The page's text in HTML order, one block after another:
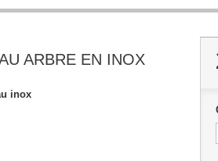
ARBRE EN INOX
inox